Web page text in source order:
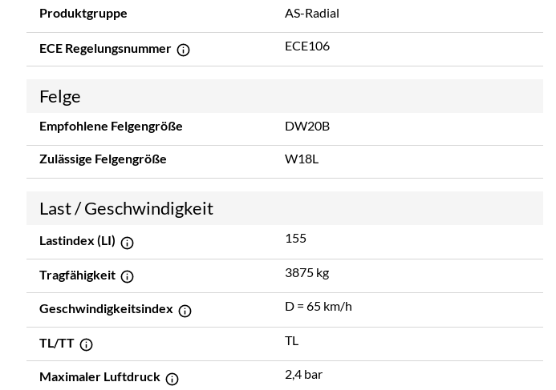
Produktgruppe AS-Radial
ECE Regelungsnummer ECE106
Felge
Empfohlene Felgengröße DW20B
Zulässige Felgengröße W18L
Last / Geschwindigkeit
Lastindex (LI) 155
Tragfähigkeit 3875 kg
Geschwindigkeitsindex D = 65 km/h
TL/TT TL
Maximaler Luftdruck 2,4 bar